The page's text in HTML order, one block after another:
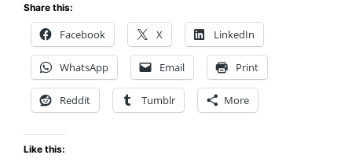
El
Nuevo
Título
de
Ryu
Ga
Share this:
Facebook X LinkedIn
WhatsApp Email Print
Reddit Tumblr More
Like this: